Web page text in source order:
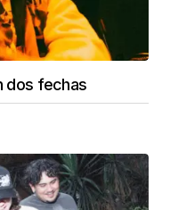
dos fechas